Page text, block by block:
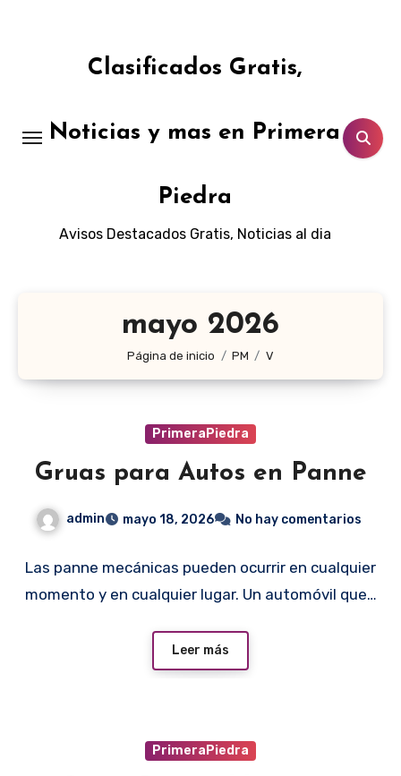
Clasificados Gratis,
Noticias y mas en Primera
Piedra
Avisos Destacados Gratis, Noticias al dia
mayo 2026
Página de inicio PM V
PrimeraPiedra
Gruas para Autos en Panne
admin mayo 18, 2026 No hay comentarios
Las panne mecánicas pueden ocurrir en cualquier
momento y en cualquier lugar. Un automóvil que…
Leer más
PrimeraPiedra